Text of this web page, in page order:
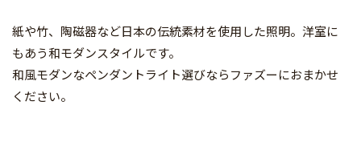
紙や竹、陶磁器など日本の伝統素材を使用した照明。洋室に
もあう和モダンスタイルです。
和風モダンなペンダントライト選びならファズーにおまかせ
ください。